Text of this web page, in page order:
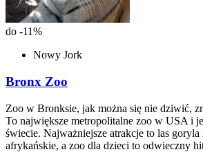
do -11%
Nowy Jork
Bronx Zoo
Zoo w Bronksie, jak można się nie dziwić,
To największe metropolitalne zoo w USA i
świecie. Najważniejsze atrakcje to las
afrykańskie, a zoo dla dzieci to odwieczny